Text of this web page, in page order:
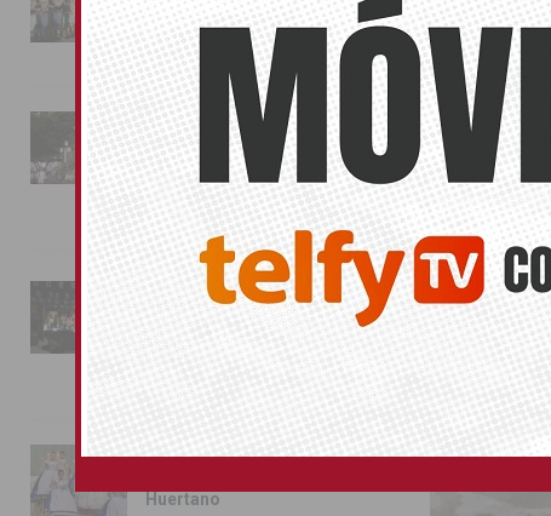
TORREVIEJA
Almoradí
01/08/2026
La fiesta se adueña de
Almoradí con la presentación
de los cargos festeros y la
toma del castillo
31/07/2026
Pilar de la Horadada
conmemora con emoción el
40º aniversario de su
independencia como municipio
31/07/2026
Almoradí presume de raíces
Huertano